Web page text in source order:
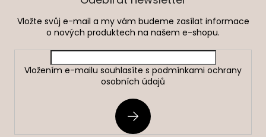
Vložte svůj e-mail a my vám budeme zasílat informace
o nových produktech na našem e-shopu.
Vložením e-mailu souhlasíte s podmínkami ochrany
osobních údajů
PŘIHLÁSIT
SE